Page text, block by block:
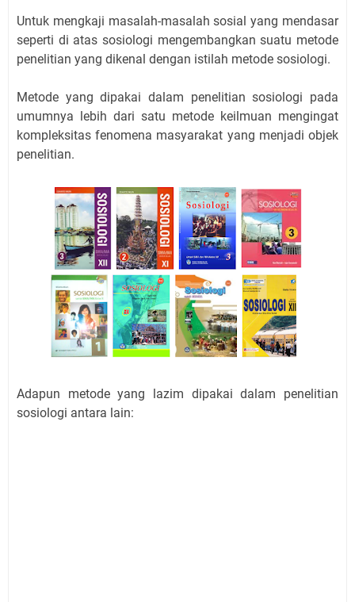
Untuk mengkaji masalah-masalah sosial yang mendasar
seperti di atas sosiologi mengembangkan suatu metode
penelitian yang dikenal dengan istilah metode sosiologi.
Metode yang dipakai dalam penelitian sosiologi pada
umumnya lebih dari satu metode keilmuan mengingat
kompleksitas fenomena masyarakat yang menjadi objek
penelitian.
Adapun metode yang lazim dipakai dalam penelitian
sosiologi antara lain: